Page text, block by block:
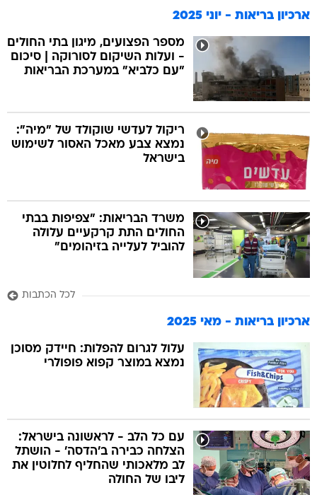
ארכיון בריאות - יוני 2025
מספר הפצועים, מיגון בתי החולים
- ועלות השיקום לסורוקה | סיכום
"עם כלביא" במערכת הבריאות
ריקול לעדשי שוקולד של "מיה":
נמצא צבע מאכל האסור לשימוש
בישראל
משרד הבריאות: "צפיפות בבתי
החולים התת קרקעיים עלולה
להוביל לעלייה בזיהומים"
לכל הכתבות
ארכיון בריאות - מאי 2025
עלול לגרום להפלות: חיידק מסוכן
נמצא במוצר קפוא פופולרי
עם כל הלב - לראשונה בישראל:
הצלחה כבירה ב'הדסה' - הושתל
לב מלאכותי שהחליף לחלוטין את
ליבו של החולה